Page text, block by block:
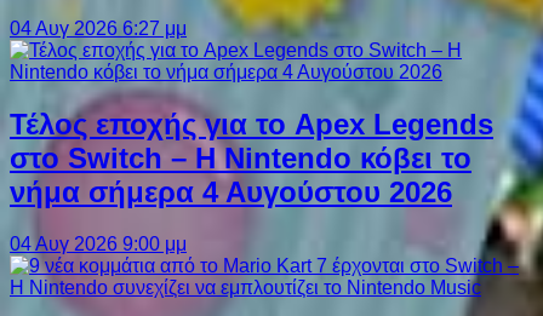
04 Αυγ 2026 6:27 μμ
Τέλος εποχής για το Apex Legends
στο Switch – Η Nintendo κόβει το
νήμα σήμερα 4 Αυγούστου 2026
04 Αυγ 2026 9:00 μμ